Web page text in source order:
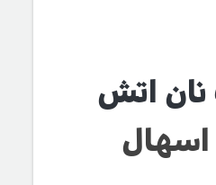
اتش
اسهال